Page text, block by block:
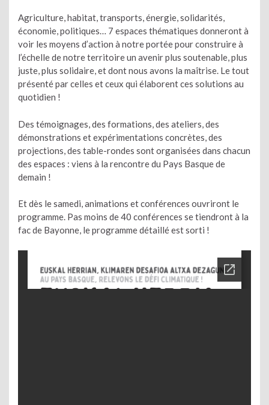
Agriculture, habitat, transports, énergie, solidarités,
économie, politiques… 7 espaces thématiques donneront à
voir les moyens d’action à notre portée pour construire à
l’échelle de notre territoire un avenir plus soutenable, plus
juste, plus solidaire, et dont nous avons la maîtrise. Le tout
présenté par celles et ceux qui élaborent ces solutions au
quotidien !
Des témoignages, des formations, des ateliers, des
démonstrations et expérimentations concrètes, des
projections, des table-rondes sont organisées dans chacun
des espaces : viens à la rencontre du Pays Basque de
demain !
Et dès le samedi, animations et conférences ouvriront le
programme. Pas moins de 40 conférences se tiendront à la
fac de Bayonne, le programme détaillé est sorti !